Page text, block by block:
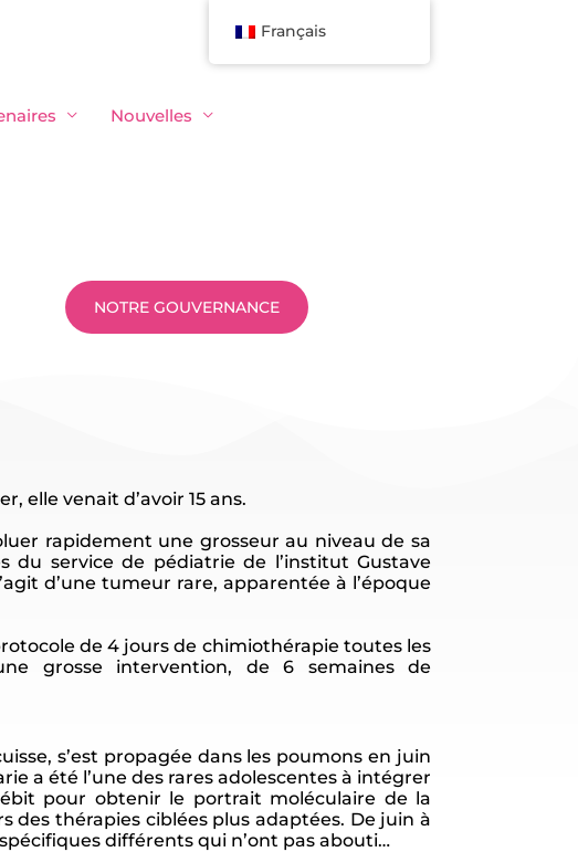
Nouvelles
NOTRE GOUVERNANCE
elle venait d’avoir 15 ans.
rapidement une grosseur au niveau de sa
du service de pédiatrie de l’institut Gustave
d’une tumeur rare, apparentée à l’époque
de 4 jours de chimiothérapie toutes les
grosse intervention, de 6 semaines de
s’est propagée dans les poumons en juin
a été l’une des rares adolescentes à intégrer
pour obtenir le portrait moléculaire de la
thérapies ciblées plus adaptées. De juin à
différents qui n’ont pas abouti…
Français